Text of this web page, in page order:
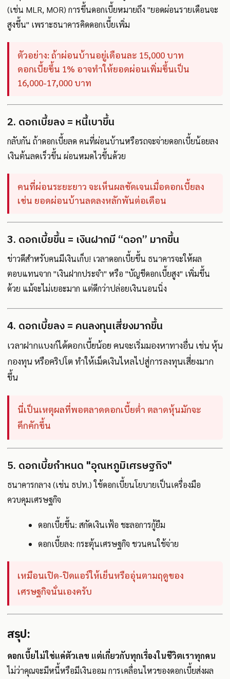
(เช่น MLR, MOR) การขึ้นดอกเบี้ยหมายถึง "ยอดผ่อนรายเดือนจะ
สูงขึ้น" เพราะธนาคารคิดดอกเบี้ยเพิ่ม
ตัวอย่าง: ถ้าผ่อนบ้านอยู่เดือนละ 15,000 บาท
ดอกเบี้ยขึ้น 1% อาจทำให้ยอดผ่อนเพิ่มขึ้นเป็น
16,000-17,000 บาท
2. ดอกเบี้ยลง = หนี้เบาขึ้น
กลับกัน ถ้าดอกเบี้ยลด คนที่ผ่อนบ้านหรือรถจะจ่ายดอกเบี้ยน้อยลง
เงินต้นลดเร็วขึ้น ผ่อนหมดไวขึ้นด้วย
คนที่ผ่อนระยะยาว จะเห็นผลชัดเจนเมื่อดอกเบี้ยลง
เช่น ยอดผ่อนบ้านลดลงหลักพันต่อเดือน
3. ดอกเบี้ยขึ้น = เงินฝากมี “ดอก” มากขึ้น
ข่าวดีสำหรับคนมีเงินเก็บ! เวลาดอกเบี้ยขึ้น ธนาคารจะให้ผล
ตอบแทนจาก "เงินฝากประจำ" หรือ "บัญชีดอกเบี้ยสูง" เพิ่มขึ้น
ด้วย แม้จะไม่เยอะมาก แต่ดีกว่าปล่อยเงินนอนนิ่ง
4. ดอกเบี้ยลง = คนลงทุนเสี่ยงมากขึ้น
เวลาฝากแบงก์ได้ดอกเบี้ยน้อย คนจะเริ่มมองหาทางอื่น เช่น หุ้น
กองทุน หรือคริปโต ทำให้เม็ดเงินไหลไปสู่การลงทุนเสี่ยงมาก
ขึ้น
นี่เป็นเหตุผลที่พอตลาดดอกเบี้ยต่ำ ตลาดหุ้นมักจะ
คึกคักขึ้น
5. ดอกเบี้ยกำหนด "อุณหภูมิเศรษฐกิจ"
ธนาคารกลาง (เช่น ธปท.) ใช้ดอกเบี้ยนโยบายเป็นเครื่องมือ
ควบคุมเศรษฐกิจ
ดอกเบี้ยขึ้น: สกัดเงินเฟ้อ ชะลอการกู้ยืม
ดอกเบี้ยลง: กระตุ้นเศรษฐกิจ ชวนคนใช้จ่าย
เหมือนเปิด-ปิดแอร์ให้เย็นหรืออุ่นตามฤดูของ
เศรษฐกิจนั่นเองครับ
สรุป:
ดอกเบี้ยไม่ใช่แค่ตัวเลข แต่เกี่ยวกับทุกเรื่องในชีวิตเราทุกคน
ไม่ว่าคุณจะมีหนี้หรือมีเงินออม การเคลื่อนไหวของดอกเบี้ยส่งผล